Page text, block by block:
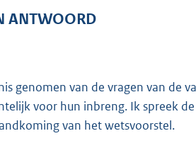
t
e
:
ANTWOORD
genomen van de vragen van de
voor hun inbreng. Ik spreek
van het wetsvoorstel.